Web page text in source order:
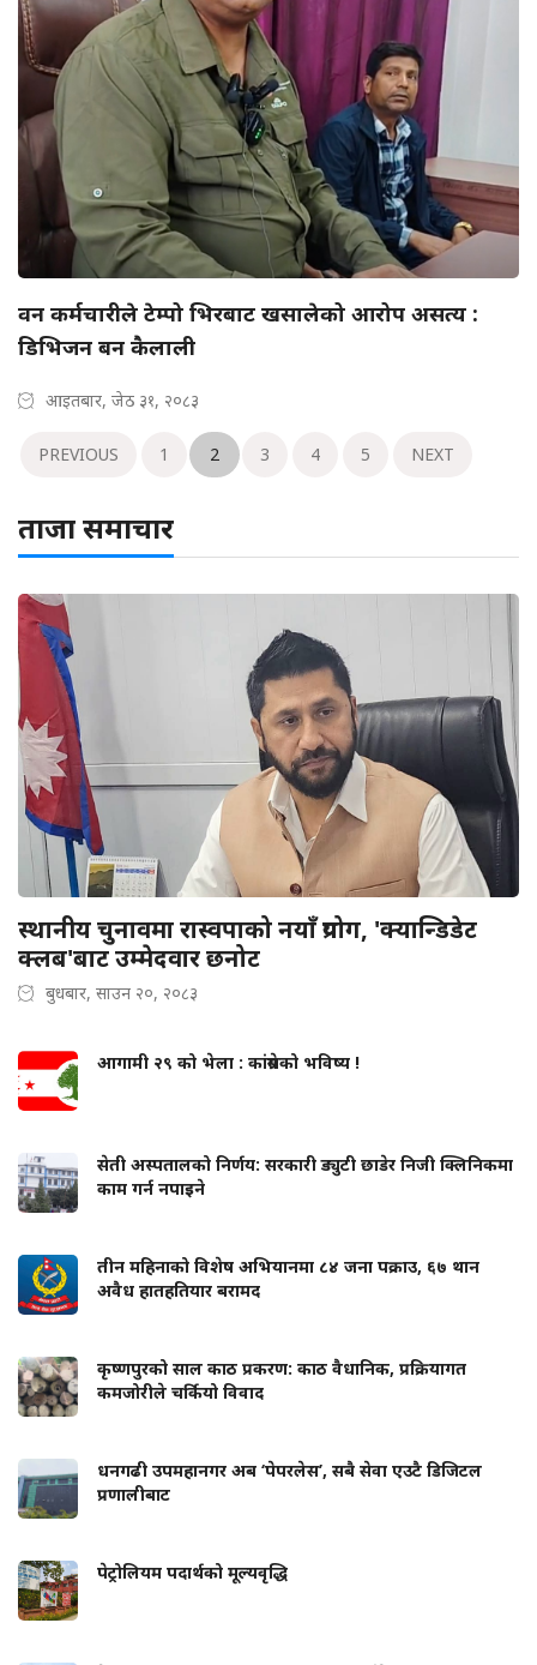
वन कर्मचारीले टेम्पो भिरबाट खसालेको आरोप असत्य :
डिभिजन बन कैलाली
आइतबार, जेठ ३१, २०८३
PREVIOUS 1 2 3 4 5 NEXT
ताजा समाचार
स्थानीय चुनावमा रास्वपाको नयाँ प्रयोग, 'क्यान्डिडेट
क्लब'बाट उम्मेदवार छनोट
बुधबार, साउन २०, २०८३
आगामी २९ को भेला : कांग्रेसको भविष्य !
सेती अस्पतालको निर्णय: सरकारी ड्युटी छाडेर निजी क्लिनिकमा
काम गर्न नपाइने
तीन महिनाको विशेष अभियानमा ८४ जना पक्राउ, ६७ थान
अवैध हातहतियार बरामद
कृष्णपुरको साल काठ प्रकरण: काठ वैधानिक, प्रक्रियागत
कमजोरीले चर्कियो विवाद
धनगढी उपमहानगर अब ‘पेपरलेस’, सबै सेवा एउटै डिजिटल
प्रणालीबाट
पेट्रोलियम पदार्थको मूल्यवृद्धि